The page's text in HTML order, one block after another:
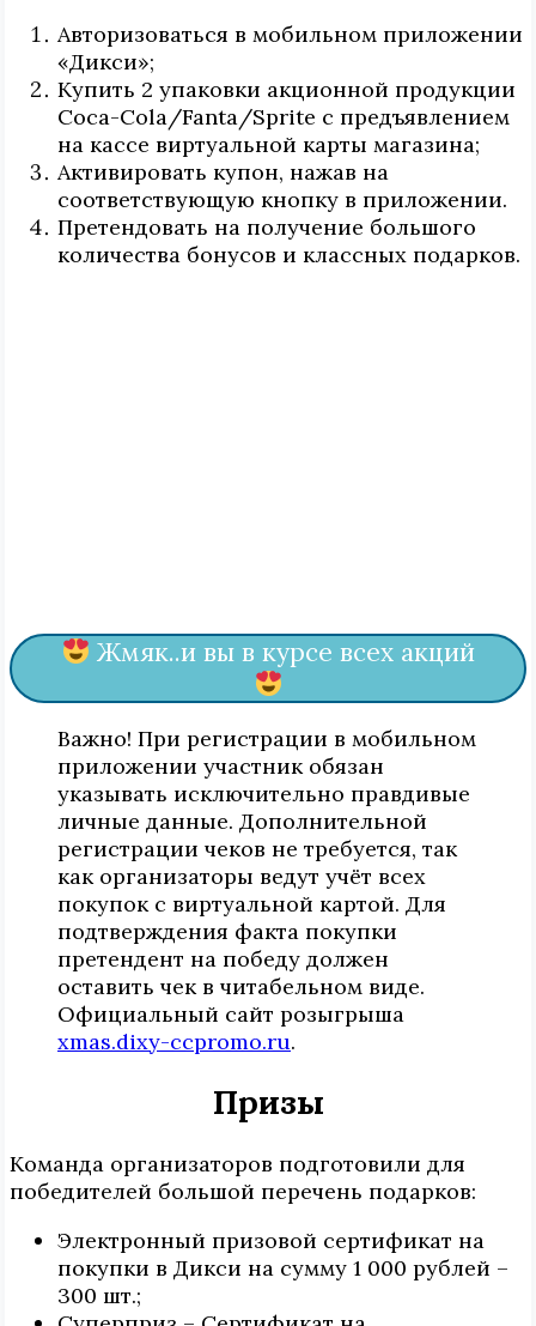
Авторизоваться в мобильном приложении
«Дикси»;
Купить 2 упаковки акционной продукции
Coca-Cola/Fanta/Sprite с предъявлением
на кассе виртуальной карты магазина;
Активировать купон, нажав на
соответствующую кнопку в приложении.
Претендовать на получение большого
количества бонусов и классных подарков.
Жмяк..и вы в курсе всех акций
Важно! При регистрации в мобильном
приложении участник обязан
указывать исключительно правдивые
личные данные. Дополнительной
регистрации чеков не требуется, так
как организаторы ведут учёт всех
покупок с виртуальной картой. Для
подтверждения факта покупки
претендент на победу должен
оставить чек в читабельном виде.
Официальный сайт розыгрыша
xmas.dixy-ccpromo.ru.
Призы
Команда организаторов подготовили для
победителей большой перечень подарков:
Электронный призовой сертификат на
покупки в Дикси на сумму 1 000 рублей –
300 шт.;